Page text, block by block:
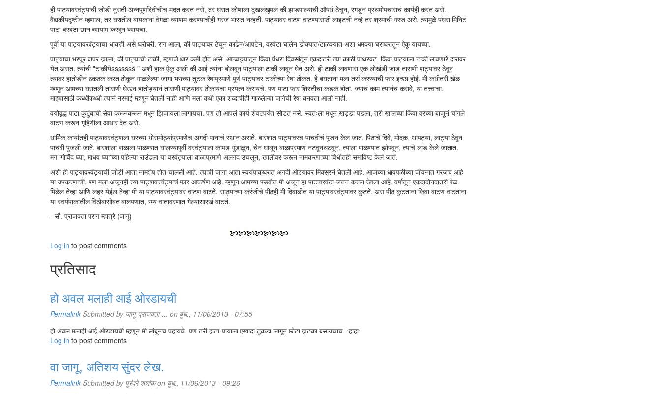
ही पाट्यावरवंट्याची जोडी नुसती अन्नपूर्णादेवीचीच मदत करत नसे, तर घरात कोणाला दुखलंखुपलं की झाडपाल्याची औषधं ठेचून, रगडून प्रथमोपचाराचं कार्यही करत असे.
वैद्यकीयदृष्टीनं म्हणाल, तर घरातील बायकांना वेगळा व्यायाम करण्याचीही गरज भासत नव्हती. पाट्यावर वाटण वाटण्यासाठी लाइटची नव्हे तर श्रमाची गरज असे. त्यामुळे पंधरा मिनिटं
पाटा-वरवंटा छान व्यायाम करवून घ्यायचा.
पूर्वी या पाट्यावरवंट्याचा धाकही असे घरोघरी. राग आला, की पाट्यावर ठेचून काढेन/आपटेन, वरवंटा घालेन डोक्यात/टाळक्यात अशा धमक्या घराघरातून ऐकू यायच्या.
पाट्याचा भरपूर वापर झाला, की पाट्याची टाकी, म्हणजे धार कमी होत असे. आठवड्यातून किंवा पंधरा दिवसांतून एकदातरी त्या काळी पाथरवट, किंवा पाट्याला टाकी लावणारे दारावर
येत असत. त्यांची "टाकीयेsssssss " अशी हाक ऐकू आली की आई त्यांना बोलवून पाट्याला टाकी लावून घेत असे. ही टाकी लावणारा एक लोखंडी जाड तासणी पाट्यावर ठेवून
त्यावर हातोडीनं ठकठक करत ठोकून गाळलेल्या जागा भराच्या तुटक रेषांप्रमाणे पूर्ण पाट्यावर टाकीच्या रेषा ठोकत. हे बघताना मला तसं करण्याची फार इच्छा होई. मी कधीतरी खेळ
म्हणून आमच्या घरातली तासणी घेऊन हातोड्यानं तासणी पाट्यावर ठोकायचा प्रयत्न करायचे. पण पाटा फार शिस्तीचा कडक होता. ज्याचं काम त्यानंच करावे, या तत्त्वाचा.
माझ्यासाठी कध्धीकध्धी त्यानं नरमाई म्हणून घेतली नाही आणि मला कधी एका शब्दाचीही गाळलेल्या जागेची रेषा बनवता आली नाही.
वयोवृद्ध पाटा कुटुंबाची सेवा करूनकरून मधून झिजायला लागायचा. पण तो आपलं कार्य शेवटपर्यंत सोडत नसे. स्वतःला मधून खड्डा पडला, तरी खालच्या किंवा वरच्या बाजूनं चांगले
वाटण करून गृहिणीला आधार देत असे.
धार्मिक कार्यातही पाट्यावरवंट्याला घरच्या थोरामोठ्यांप्रमाणेच अगदी मानाचं स्थान असते. बारशात पाट्यावरच पाचवीचं पूजन केलं जातं. पिठाचे दिवे, मोदक, थापट्या, लाट्या ठेवून
पाचवी पुजली जाते. बारशाला बाळाला पाळण्यात घालण्यापूर्वी वरवंट्याला कापड गुंडाळून, चेन घालून बाळाप्रमाणं नटवूनथटवून, त्याला पाळण्यात झोपवून, त्याचे लाड केले जातात.
मग 'गोविंद घ्या, माधव घ्या'च्या पहिल्या राउंडला या वरवंट्याला बाळाप्रमाणे अलगद उचलून, खालीवर करून नामकरणाच्या विधीतही समाविष्ट केलं जातं.
अशी ही पाट्यावरवंट्याची जोडी आता नामशेष होत चालली आहे. त्याची जागा आता स्वयंपाकघरात अगदी ओट्यावर मिक्सरनं घेतली आहे. आजच्या धावपळीच्या जीवनात गरजच आहे
या उपकरणाची. पण मला अजूनही त्या पाट्यावरवंट्याचं फार आकर्षण आहे. म्हणून आमच्या पडवीत मी अजून हा पाटावरवंटा जतन करून ठेवला आहे. वर्षातून एकदादोनदातरी वेळ
मिळेल तेव्हा आणि लहर येईल तेव्हा मी या पाट्यावरवंट्यावर वाटण वाटते. साठ्याच्या करंजीचे पीठही मी दिवाळीत या पाट्यावरवंट्यावर कुटते. असं पीठ कुटताना किंवा वाटण वाटताना
या स्वयंपाकातील विठोबासोबत बालपणात, रम्य वातावरणात गेल्यासारखं वाटतं.
- सौ. प्राजक्ता पराग म्हात्रे (जागू)
Log in to post comments
प्रतिसाद
हो अवल मलाही आई ओरडायची
Permalink Submitted by जागू-प्राजक्ता-... on बुध., 11/06/2013 - 07:55
हो अवल मलाही आई ओरडायची म्हणून मी लांबूनच पहायचे. पण तरी हाता-पायाला एखादा तुकडा लागून छोटा झटका बसायचाच. :हाहा:
Log in to post comments
वा जागू, अतिशय सुंदर लेख.
Permalink Submitted by पुरंदरे शशांकon बुध., 11/06/2013 - 09:26